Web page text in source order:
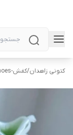
کتونی زاهدان/کفش-shoes